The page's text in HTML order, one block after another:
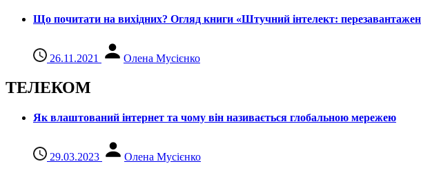
Що почитати на вихідних? Огляд книги «Штучний інтелект:
26.11.2021 Олена Мусієнко
ТЕЛЕКОМ
Як влаштований інтернет та чому він називається глобальною мережею
29.03.2023 Олена Мусієнко